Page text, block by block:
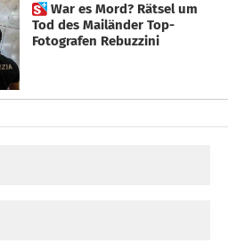
 War es Mord? Rätsel um
Tod des Mailänder Top-
Fotografen Rebuzzini